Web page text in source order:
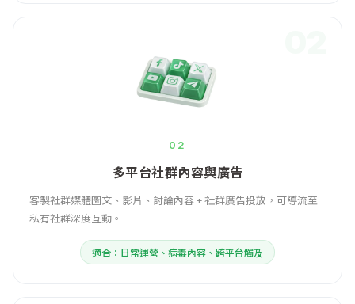
02
多平台社群內容與廣告
客製社群媒體圖文、影片、討論內容 + 社群廣告投放，可導流至
私有社群深度互動。
適合：日常運營、病毒內容、跨平台觸及